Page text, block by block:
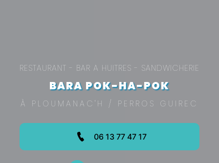
RESTAURANT - BAR A HUITRES - SANDWICHERIE
BARA POK-HA-POK
À PLOUMANAC'H / PERROS GUIREC
06 13 77 47 17